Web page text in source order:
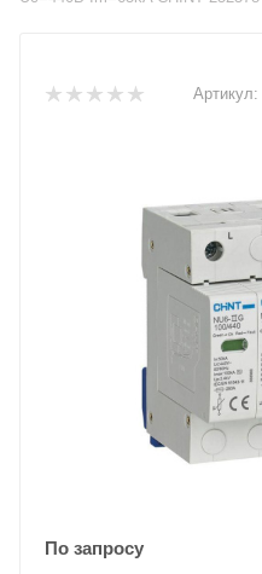
Артикул:
По запросу